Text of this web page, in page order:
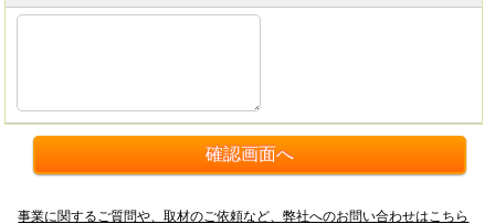
事業に関するご質問や、取材のご依頼など、弊社へのお問い合わせはこちら